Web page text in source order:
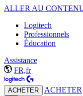
ALLER AU
Logitech
Professionnels
Éducation
Assistance
FR,fr
ACHETER ACHETER